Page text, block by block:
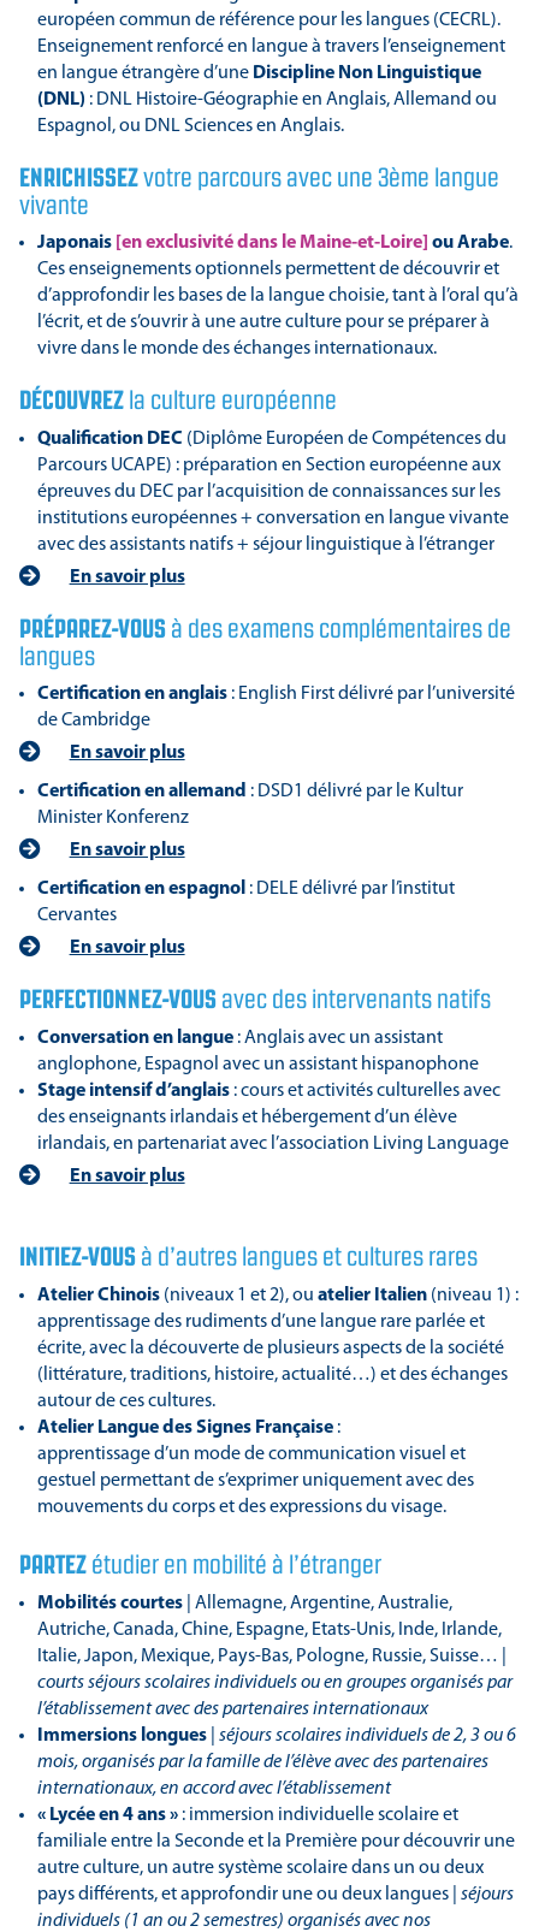
européen commun de référence pour les langues (CECRL).
Enseignement renforcé en langue à travers l’enseignement
en langue étrangère d’une Discipline Non Linguistique
(DNL) : DNL Histoire-Géographie en Anglais, Allemand ou
Espagnol, ou DNL Sciences en Anglais.
ENRICHISSEZvotre parcours avec une 3ème langue
vivante
Japonais [en exclusivité dans le Maine-et-Loire] ou Arabe.
Ces enseignements optionnels permettent de découvrir et
d’approfondir les bases de la langue choisie, tant à l’oral qu’à
l’écrit, et de s’ouvrir à une autre culture pour se préparer à
vivre dans le monde des échanges internationaux.
DÉCOUVREZ la culture européenne
Qualification DEC (Diplôme Européen de Compétences du
Parcours UCAPE) : préparation en Section européenne aux
épreuves du DEC par l’acquisition de connaissances sur les
institutions européennes + conversation en langue vivante
avec des assistants natifs + séjour linguistique à l’étranger
En savoir plus
PRÉPAREZ-VOUS à des examens complémentaires de
langues
Certification en anglais : English First délivré par l’université
de Cambridge
En savoir plus
Certification en allemand : DSD1 délivré par le Kultur
Minister Konferenz
En savoir plus
Certification en espagnol : DELE délivré par l’institut
Cervantes
En savoir plus
PERFECTIONNEZ-VOUS avec des intervenants natifs
Conversation en langue : Anglais avec un assistant
anglophone, Espagnol avec un assistant hispanophone
Stage intensif d’anglais : cours et activités culturelles avec
des enseignants irlandais et hébergement d’un élève
irlandais, en partenariat avec l’association Living Language
En savoir plus
INITIEZ-VOUS à d’autres langues et cultures rares
Atelier Chinois (niveaux 1 et 2), ou atelier Italien (niveau 1) :
apprentissage des rudiments d’une langue rare parlée et
écrite, avec la découverte de plusieurs aspects de la société
(littérature, traditions, histoire, actualité…) et des échanges
autour de ces cultures.
Atelier Langue des Signes Française :
apprentissage d’un mode de communication visuel et
gestuel permettant de s’exprimer uniquement avec des
mouvements du corps et des expressions du visage.
PARTEZ étudier en mobilité à l’étranger
Mobilités courtes | Allemagne, Argentine, Australie,
Autriche, Canada, Chine, Espagne, Etats-Unis, Inde, Irlande,
Italie, Japon, Mexique, Pays-Bas, Pologne, Russie, Suisse… |
courts séjours scolaires individuels ou en groupes organisés par
l’établissement avec des partenaires internationaux
Immersions longues
séjours scolaires individuels de 2, 3 ou 6
mois, organisés par la famille de l’élève avec des partenaires
internationaux, en accord avec l’établissement
« Lycée en 4 ans » : immersion individuelle scolaire et
familiale entre la Seconde et la Première pour découvrir une
autre culture, un autre système scolaire dans un ou deux
pays différents, et approfondir une ou deux langues | séjours
individuels (1 an ou 2 semestres) organisés avec nos